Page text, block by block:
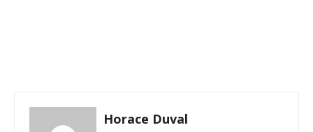
Horace Duval